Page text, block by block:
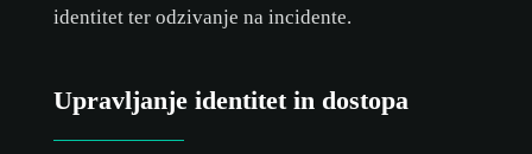
identitet ter odzivanje na incidente.
Upravljanje identitet in dostopa